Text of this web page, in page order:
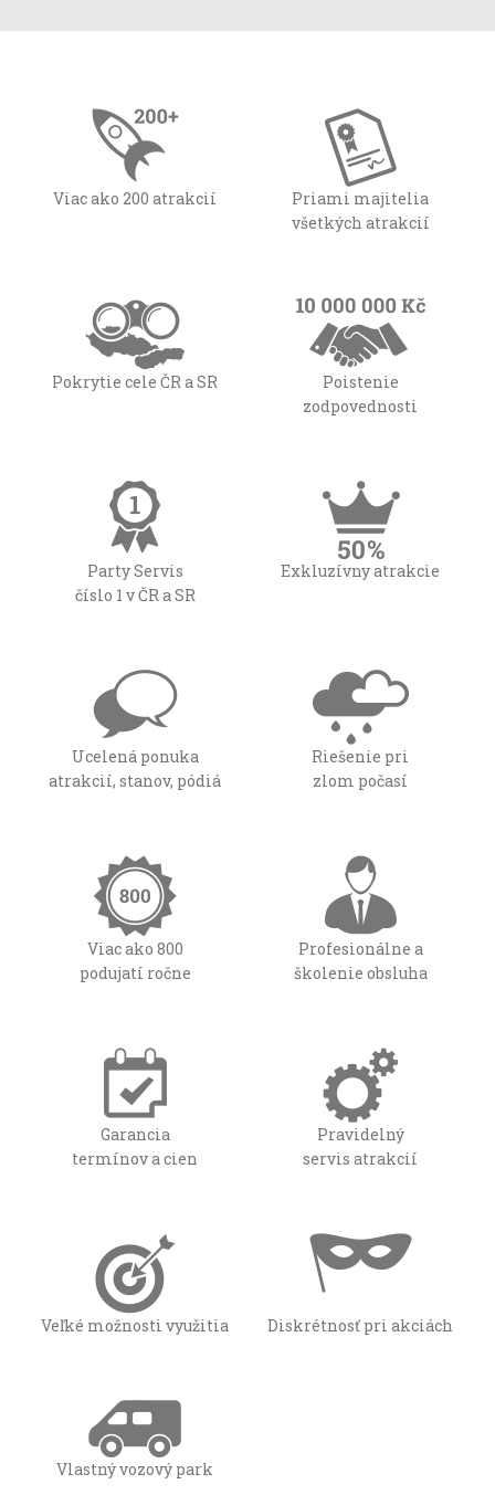
Viac ako 200 atrakcií
Priami majitelia
všetkých atrakcií
Pokrytie cele ČR a SR
Poistenie
zodpovednosti
Party Servis
číslo 1 v ČR a SR
Exkluzívny atrakcie
Ucelená ponuka
atrakcií, stanov, pódiá
Riešenie pri
zlom počasí
Viac ako 800
podujatí ročne
Profesionálne a
školenie obsluha
Garancia
termínov a cien
Pravidelný
servis atrakcií
Veľké možnosti využitia Diskrétnosť pri akciách
Vlastný vozový park